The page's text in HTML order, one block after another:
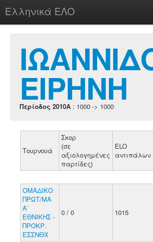
Ελληνικά ΕΛΟ
chesstu.be @ discord
LoginΕΙΡΗΝΗ
Περίοδος 2010A : 1000 -> 1000
Τουρνουά
Σκορ
(σε
αξιολογημένες
παρτίδες)
ELO
αντιπάλων
ΟΜΑΔΙΚΟ
ΠΡΩΤ/ΜΑ
Α΄
ΕΘΝΙΚΗΣ -
ΠΡΟΚΡ.
ΕΣΣΝΘΧ
0 / 0 1015